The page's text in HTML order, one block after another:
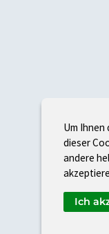
Um
dieser
andere
Ich